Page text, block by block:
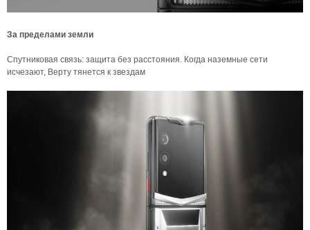
За пределами земли
Спутниковая связь: защита без расстояния. Когда наземные сети
исчезают, Верту тянется к звездам